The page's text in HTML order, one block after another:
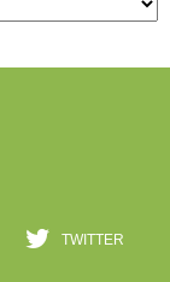
TWITTER